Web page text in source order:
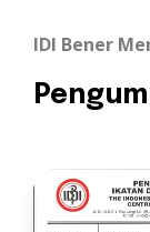
IDI Bener